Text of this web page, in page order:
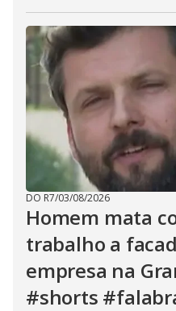
DO R7/03/08/2026
Homem mata
trabalho a
empresa na
#shorts